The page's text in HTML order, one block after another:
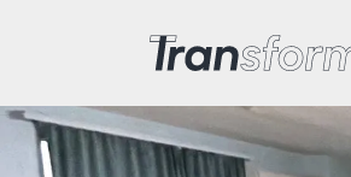
Transform Iran